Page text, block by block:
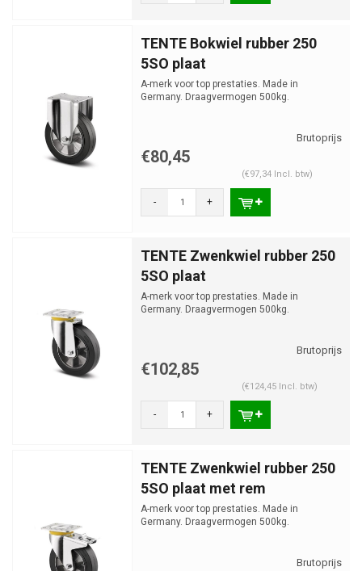
TENTE Bokwiel rubber 250
5SO plaat
A-merk voor top prestaties. Made in
Germany. Draagvermogen 500kg.
€80,45
(€97,34 Incl. btw)
- +
TENTE Zwenkwiel rubber 250
5SO plaat
A-merk voor top prestaties. Made in
Germany. Draagvermogen 500kg.
€102,85
(€124,45 Incl. btw)
- +
TENTE Zwenkwiel rubber 250
5SO plaat met rem
A-merk voor top prestaties. Made in
Germany. Draagvermogen 500kg.